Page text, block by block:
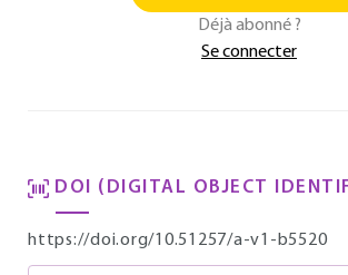
Déjà abonné ?
Se connecter
DOI (DIGITAL OBJECT
https://doi.org/10.51257/a-v1-b5520